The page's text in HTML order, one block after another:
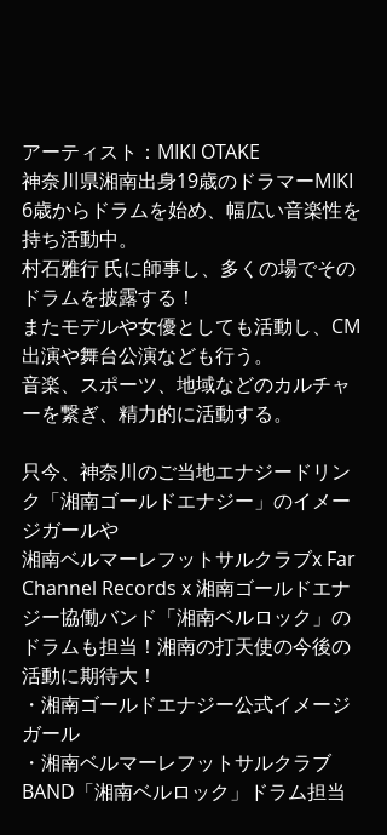
アーティスト：MIKI OTAKE
神奈川県湘南出身19歳のドラマーMIKI
6歳からドラムを始め、幅広い音楽性を
持ち活動中。
村石雅行 氏に師事し、多くの場でその
ドラムを披露する！
またモデルや女優としても活動し、CM
出演や舞台公演なども行う。
音楽、スポーツ、地域などのカルチャ
ーを繋ぎ、精力的に活動する。
只今、神奈川のご当地エナジードリン
ク「湘南ゴールドエナジー」のイメー
ジガールや
湘南ベルマーレフットサルクラブx Far
Channel Records x 湘南ゴールドエナ
ジー協働バンド「湘南ベルロック」の
ドラムも担当！湘南の打天使の今後の
活動に期待大！
・湘南ゴールドエナジー公式イメージ
ガール
・湘南ベルマーレフットサルクラブ
BAND「湘南ベルロック」ドラム担当